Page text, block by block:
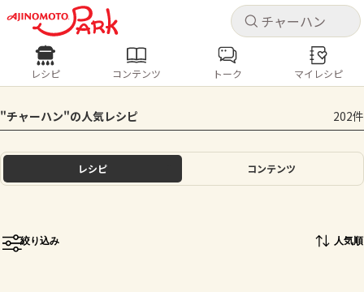
キャ
ログインするとレシピを保存できます
ログイン
ホーム
キャ
レシピ コンテンツ
人気の食材・レシピ
きゅうり なす トマト とうもろこし
ピーマン
レシピ コンテンツ トーク マイレシピ
"チャーハン"の人気レシピ 202件
レシピ コンテンツ
絞り込み 人気順